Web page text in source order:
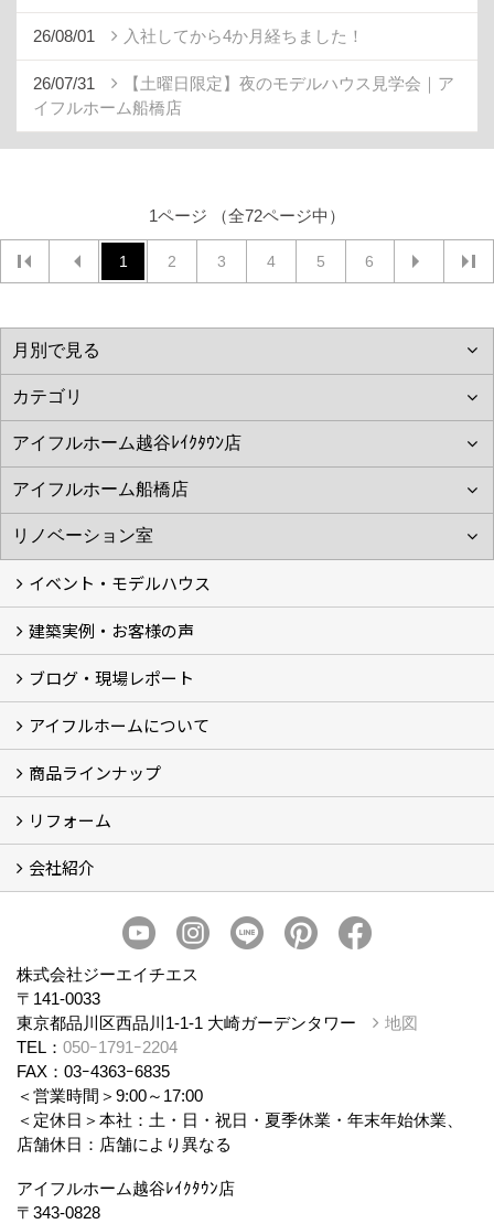
26/08/01 入社してから4か月経ちました！
26/07/31
【土曜日限定】夜のモデルハウス見学会｜ア
イフルホーム船橋店
1ページ （全72ページ中）
1 2 3 4 5 6
イベント・モデルハウス
イベント
モデルハウス見学
建築実例・お客様の声
建築実例
お客様の声
ブログ・現場レポート
ブログ
現場レポート
アイフルホームについて
アイフルホームについて (5)
商品ラインナップ
商品ラインナップ
リフォーム
まるごと断熱リフォーム
イベント情報
施工事例
会社紹介
スタッフ紹介
個人情報保護方針
株式会社ジーエイチエス
〒141-0033
東京都品川区西品川1-1-1 大崎ガーデンタワー
地図
TEL： 050ｰ1791ｰ2204
FAX：03ｰ4363ｰ6835
＜営業時間＞9:00～17:00
＜定休日＞本社：土・日・祝日・夏季休業・年末年始休業、
店舗休日：店舗により異なる
アイフルホーム越谷ﾚｲｸﾀｳﾝ店
〒343-0828